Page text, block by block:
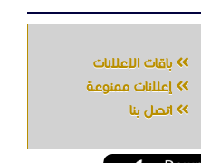
باقات الإعلانات
إعلانات ممنوعة
اتصل بنا